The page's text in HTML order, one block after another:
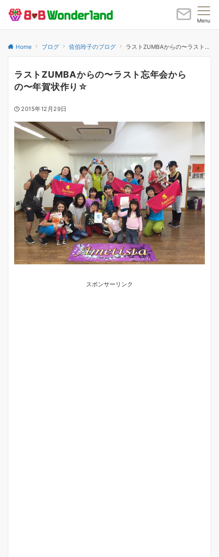
Menu
Home ブログ 佐伯玲子のブログ ラストZUMBAからの〜ラスト忘年会からの〜年賀状作り☆
ラストZUMBAからの〜ラスト忘年会から
の〜年賀状作り☆
2015年12月29日
スポンサーリンク